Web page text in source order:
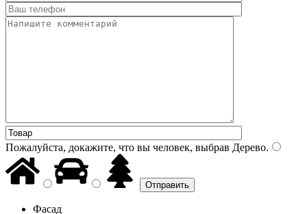
Пожалуйста, докажите, что вы человек, выбрав Дерево.
Фасад